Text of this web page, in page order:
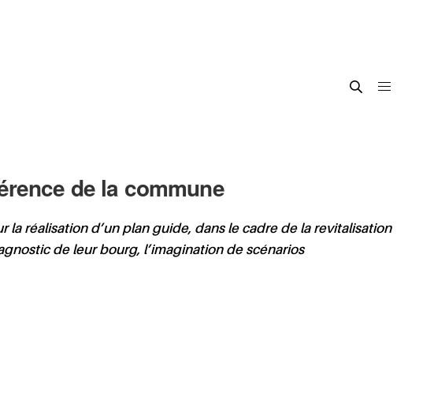
de la commune
réalisation d’un plan guide, dans le cadre de la revitalisation
de leur bourg, l’imagination de scénarios